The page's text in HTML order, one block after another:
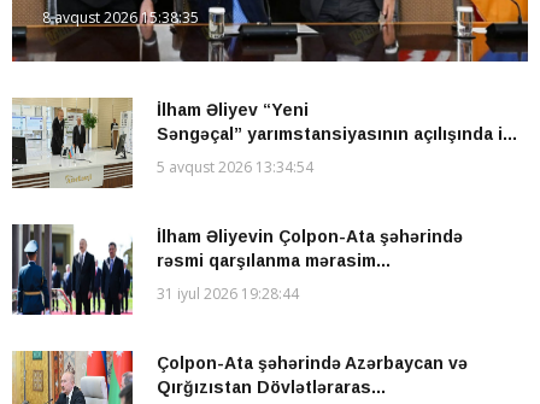
8 avqust 2026 15:38:35
İlham Əliyev “Yeni
Səngəçal” yarımstansiyasının açılışında i...
5 avqust 2026 13:34:54
İlham Əliyevin Çolpon-Ata şəhərində
rəsmi qarşılanma mərasim...
31 iyul 2026 19:28:44
Çolpon-Ata şəhərində Azərbaycan və
Qırğızıstan Dövlətləraras...